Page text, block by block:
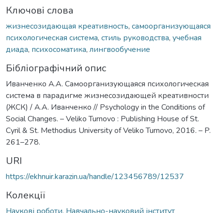
Ключові слова
жизнесозидающая креативность, самоорганизующаяся
психологическая система, стиль руководства, учебная
диада, психосоматика, лингвообучение
Бібліографічний опис
Иванченко А.А. Самоорганизующаяся психологическая
система в парадигме жизнесозидающей креативности
(ЖСК) / А.А. Иванченко // Psychology in the Conditions of
Social Changes. – Veliko Turnovo : Publishing House of St.
Cyril & St. Methodius University of Veliko Turnovo, 2016. – P.
261–278.
URI
https://ekhnuir.karazin.ua/handle/123456789/12537
Колекції